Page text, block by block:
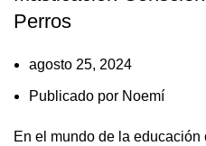
Perros
agosto 25, 2024
Publicado por Noemí
En el mundo de la educación